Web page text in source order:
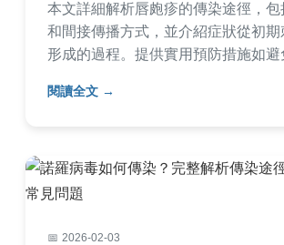
本文詳細解析唇皰疹的傳染途徑，
和間接傳播方式，並介紹症狀從初
形成的過程。提供實用預防措施如避
護理。常見問答部分解答潛伏期、復
閱讀全文
2026-02-03